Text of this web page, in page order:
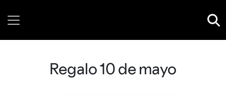
Regalo 10 de mayo